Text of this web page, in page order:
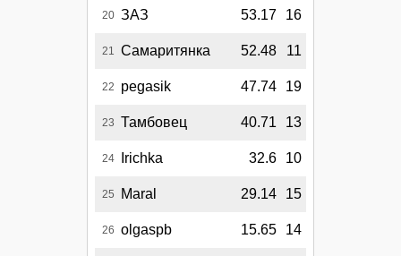
20 ЗАЗ 53.17 16
21 Самаритянка 52.48 11
22 pegasik 47.74 19
23 Тамбовец 40.71 13
24 Irichka 32.6 10
25 Maral 29.14 15
26 olgaspb 15.65 14